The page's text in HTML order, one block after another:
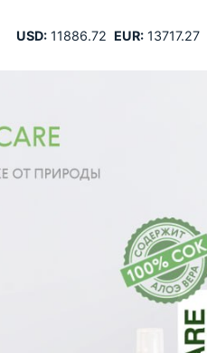
USD:11886.72 EUR:13717.27